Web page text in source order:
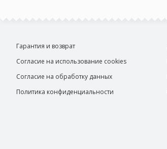
Гарантия и возврат
Согласие на использование cookies
Согласие на обработку данных
Политика конфиденциальности